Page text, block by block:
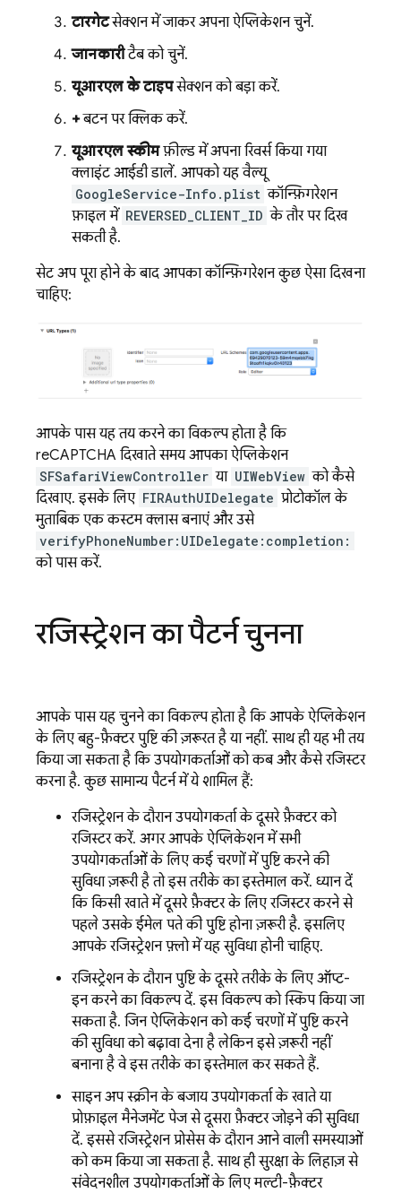
टारगेटसेक्शन में जाकर, अपना ऐप्लिकेशन चुनें.
जानकारीटैब को चुनें.
यूआरएल के टाइपसेक्शन को बड़ा करें.
+बटन पर क्लिक करें.
यूआरएल स्कीमफ़ील्ड में, अपना रिवर्स किया गया
क्लाइंट आईडी डालें. आपको यह वैल्यू,
GoogleService-Info.plist कॉन्फ़िगरेशन
फ़ाइल में REVERSED_CLIENT_ID के तौर पर दिख
सकती है.
सेट अप पूरा होने के बाद, आपका कॉन्फ़िगरेशन कुछ ऐसा दिखना
चाहिए:
आपके पास यह तय करने का विकल्प होता है कि
reCAPTCHA दिखाते समय, आपका ऐप्लिकेशन
SFSafariViewController या UIWebView को कैसे
दिखाए. इसके लिए, FIRAuthUIDelegate प्रोटोकॉल के
मुताबिक एक कस्टम क्लास बनाएं और उसे
verifyPhoneNumber:UIDelegate:completion:
को पास करें.
रजिस्ट्रेशन का पैटर्न चुनना
आपके पास यह चुनने का विकल्प होता है कि आपके ऐप्लिकेशन
के लिए, बहु-फ़ैक्टर पुष्टि की ज़रूरत है या नहीं. साथ ही, यह भी तय
किया जा सकता है कि उपयोगकर्ताओं को कब और कैसे रजिस्टर
करना है. कुछ सामान्य पैटर्न में ये शामिल हैं:
रजिस्ट्रेशन के दौरान, उपयोगकर्ता के दूसरे फ़ैक्टर को
रजिस्टर करें. अगर आपके ऐप्लिकेशन में सभी
उपयोगकर्ताओं के लिए, कई चरणों में पुष्टि करने की
सुविधा ज़रूरी है, तो इस तरीके का इस्तेमाल करें. ध्यान दें
कि किसी खाते में दूसरे फ़ैक्टर के लिए रजिस्टर करने से
पहले, उसके ईमेल पते की पुष्टि होना ज़रूरी है. इसलिए,
आपके रजिस्ट्रेशन फ़्लो में यह सुविधा होनी चाहिए.
रजिस्ट्रेशन के दौरान, पुष्टि के दूसरे तरीके के लिए ऑप्ट-
इन करने का विकल्प दें. इस विकल्प को स्किप किया जा
सकता है. जिन ऐप्लिकेशन को कई चरणों में पुष्टि करने
की सुविधा को बढ़ावा देना है, लेकिन इसे ज़रूरी नहीं
बनाना है वे इस तरीके का इस्तेमाल कर सकते हैं.
साइन अप स्क्रीन के बजाय, उपयोगकर्ता के खाते या
प्रोफ़ाइल मैनेजमेंट पेज से दूसरा फ़ैक्टर जोड़ने की सुविधा
दें. इससे रजिस्ट्रेशन प्रोसेस के दौरान आने वाली समस्याओं
को कम किया जा सकता है. साथ ही, सुरक्षा के लिहाज़ से
संवेदनशील उपयोगकर्ताओं के लिए, मल्टी-फ़ैक्टर